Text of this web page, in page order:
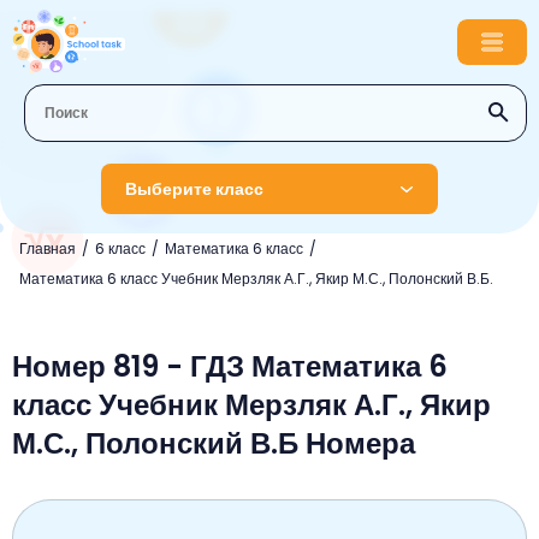
Выберите класс
Главная 6 класс
Математика 6 класс
Математика 6 класс Учебник Мерзляк А.Г., Якир М.С., Полонский В.Б.
1 класс
Русский язык
Литературное чтение
Окружающий мир
Математика
Математика
Английский язык
Информатика
Литературное чтение
3 класс
Музыка
Окружающий мир
4 класс
Номер 819 - ГДЗ Математика 6
класс Учебник Мерзляк А.Г., Якир
М.С., Полонский В.Б Номера